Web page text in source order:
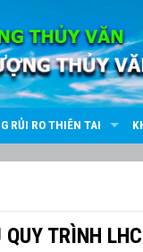
RỦI RO THIÊN TAI
TRÌNH